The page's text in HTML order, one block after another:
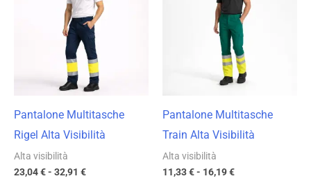
Pantalone Multitasche
Rigel Alta Visibilità
Alta visibilità
23,04€- 32,91 €
da
23,04 €
a
32,91 €
Pantalone Multitasche
Train Alta Visibilità
Alta visibilità
11,33€- 16,19€
da
11,33 €
16,19 €